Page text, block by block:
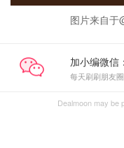
图片来自于
加小编微信：
每天刷刷朋友
Dealmoon may be